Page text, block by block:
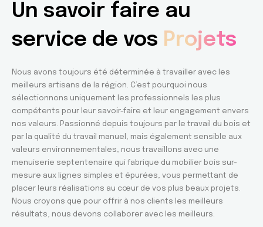
Un savoir faire au
service de vos Projets
Nous avons toujours été déterminée à travailler avec les
meilleurs artisans de la région. C’est pourquoi nous
sélectionnons uniquement les professionnels les plus
compétents pour leur savoir-faire et leur engagement envers
nos valeurs. Passionné depuis toujours par le travail du bois et
par la qualité du travail manuel, mais également sensible aux
valeurs environnementales, nous travaillons avec une
menuiserie septentenaire qui fabrique du mobilier bois sur-
mesure aux lignes simples et épurées, vous permettant de
placer leurs réalisations au cœur de vos plus beaux projets.
Nous croyons que pour offrir à nos clients les meilleurs
résultats, nous devons collaborer avec les meilleurs.